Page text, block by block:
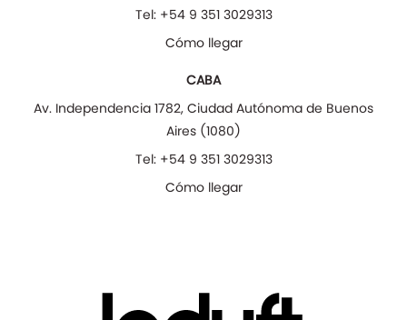
Tel: +54 9 351 3029313
Cómo llegar
CABA
Av. Independencia 1782, Ciudad Autónoma de Buenos
Aires (1080)
Tel: +54 9 351 3029313
Cómo llegar